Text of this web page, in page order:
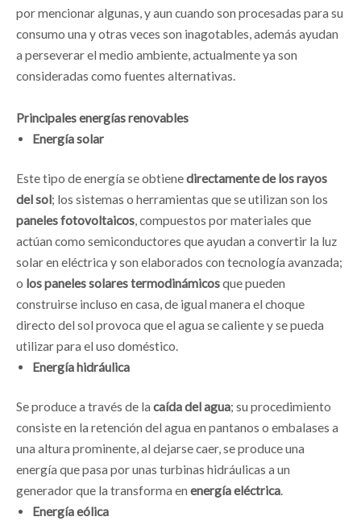
por mencionar algunas, y aun cuando son procesadas para su
consumo una y otras veces son inagotables, además ayudan
a perseverar el medio ambiente, actualmente ya son
consideradas como fuentes alternativas.
Principales energías renovables
Energía solar
Este tipo de energía se obtienedirectamente de los rayos
del sol; los sistemas o herramientas que se utilizan son los
paneles fotovoltaicos, compuestos por materiales que
actúan como semiconductores que ayudan a convertir la luz
solar en eléctrica y son elaborados con tecnología avanzada;
o los paneles solares termodinámicosque pueden
construirse incluso en casa, de igual manera el choque
directo del sol provoca que el agua se caliente y se pueda
utilizar para el uso doméstico.
Energía hidráulica
Se produce a través de la caída del agua; su procedimiento
consiste en la retención del agua en pantanos o embalases a
una altura prominente, al dejarse caer, se produce una
energía que pasa por unas turbinas hidráulicas a un
generador que la transforma en energía eléctrica.
Energía eólica